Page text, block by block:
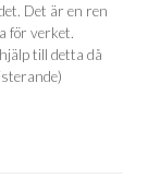
Det är en ren
för verket.
till detta då